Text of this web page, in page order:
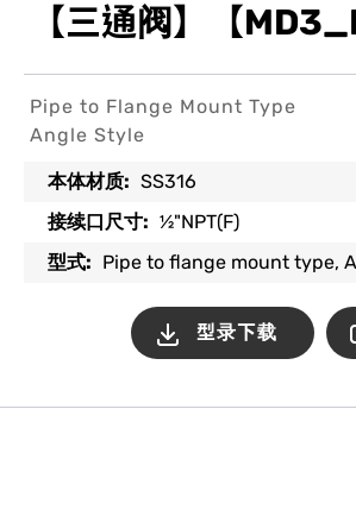
【三通阀】【
Pipe to Flange Mount Type
Angle Style
本体材质: SS316
接续口尺寸: ½"NPT(F)
型式: Pipe to flange mount type,
型录下载